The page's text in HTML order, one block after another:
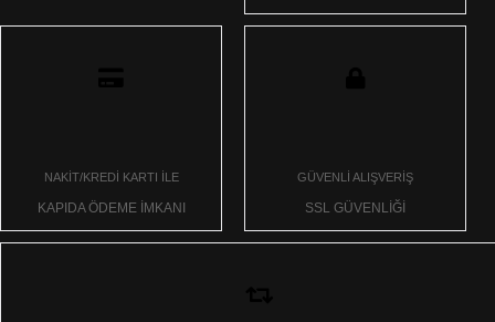
NAKİT/KREDİ KARTI İLE
KAPIDA ÖDEME İMKANI
GÜVENLİ ALIŞVERİŞ
SSL GÜVENLİĞİ